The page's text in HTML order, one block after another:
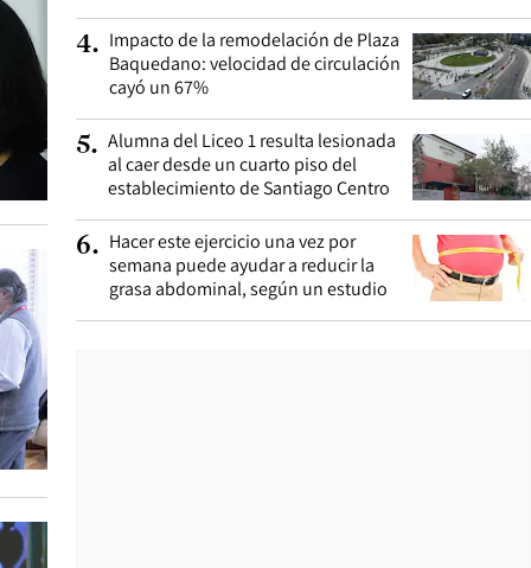
4. Impacto de la remodelación de Plaza
Baquedano: velocidad de circulación
cayó un 67%
5. Alumna del Liceo 1 resulta lesionada
al caer desde un cuarto piso del
establecimiento de Santiago Centro
6. Hacer este ejercicio una vez por
semana puede ayudar a reducir la
grasa abdominal, según un estudio